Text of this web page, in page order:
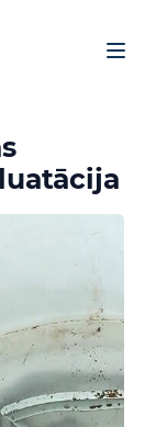
Menu